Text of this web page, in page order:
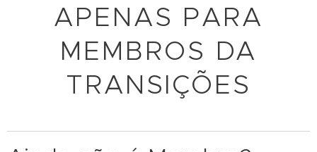
APENAS PARA
MEMBROS DA
TRANSIÇÕES